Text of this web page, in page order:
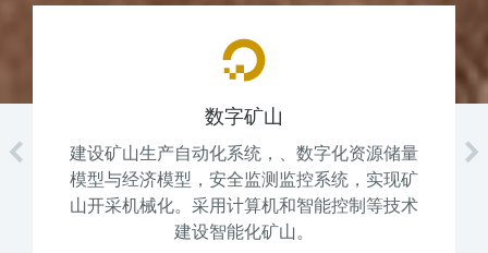
化资源储量
统，实现矿
控制等技术
智能化矿山指采用现代高新技术和全
动化设备等来提高矿山生产率和经
过对生产过程的动态实时监控,将矿
在最佳状态和最优水平。